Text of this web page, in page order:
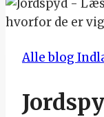
Alle blog